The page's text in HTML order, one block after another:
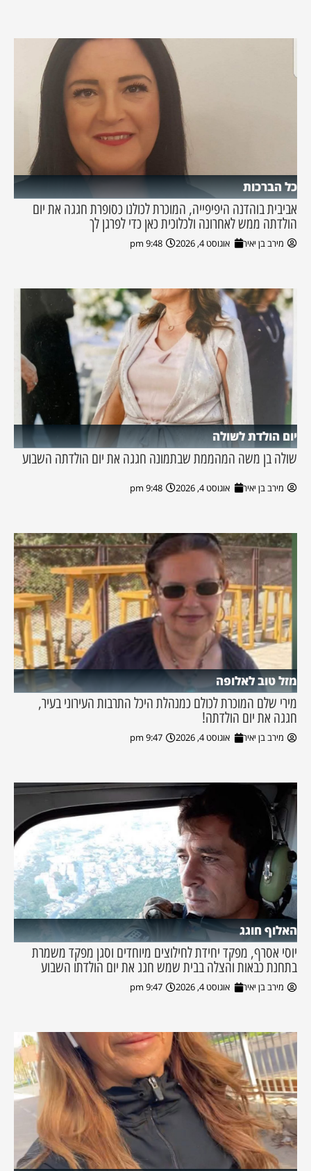
כל הברכות
אביבית בוהדנה היפיפייה, המוכרת לכולנו כסופרת חגגה את יום
הולדתה ממש לאחרונה ולכלוכית כאן כדי לפרגן לך
מירב בן יאיר אוגוסט 4, 2026 9:48 pm
יום הולדת לשולה
שולה בן משה המהממת שבתמונה חגגה את יום הולדתה השבוע
מירב בן יאיר אוגוסט 4, 2026 9:48 pm
מזל טוב לאלופה
מירי שלם המוכרת לכולם כמנהלת היכל התרבות העירוני בעיר,
חגגה את יום הולדתה!
מירב בן יאיר אוגוסט 4, 2026 9:47 pm
האלוף חוגג
יוסי אסרף, מפקד יחידת לחילוצים מיוחדים וסגן מפקד משמרת
בתחנת כבאות והצלה בבית שמש חגג את יום הולדתו השבוע
מירב בן יאיר אוגוסט 4, 2026 9:47 pm